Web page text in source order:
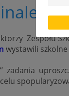
!
Zespołu
wystawili
zadania